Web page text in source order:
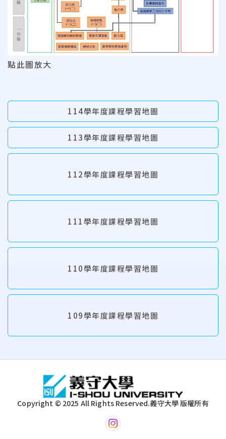
點此圖放大
114學年度課程學習地圖
113學年度課程學習地圖
112學年度課程學習地圖
111學年度課程學習地圖
110學年度課程學習地圖
109學年度課程學習地圖
Copyright © 2025 All Rights Reserved.義守大學 版權所有